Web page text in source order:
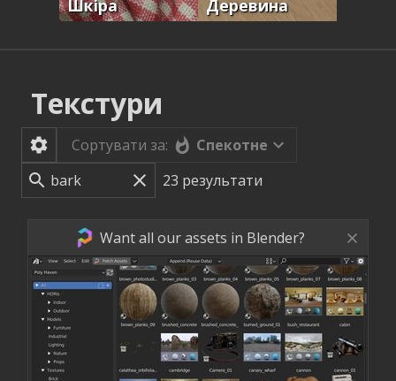
Шкіра Деревина
Текстури
Сортувати за:
Спекотне
23 результати
Want all our assets in Blender?